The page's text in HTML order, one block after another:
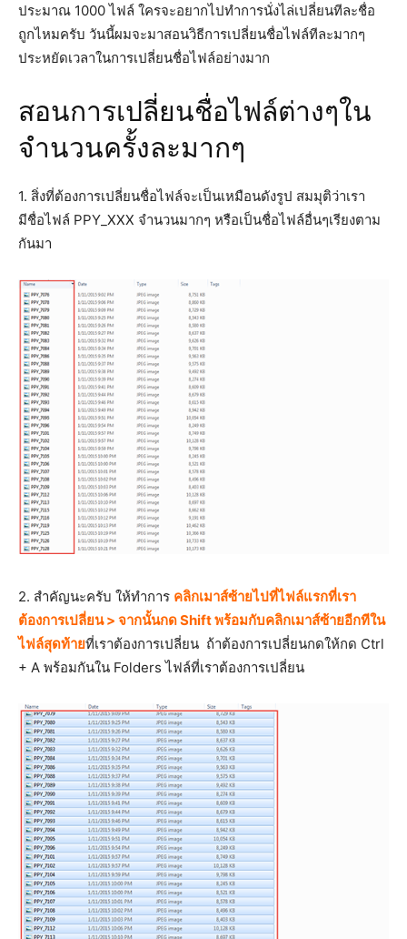
ประมาณ 1000 ไฟล์ ใครจะอยากไปทำการนั่งไล่เปลี่ยนทีละชื่อ
ถูกไหมครับ วันนี้ผมจะมาสอนวิธีการเปลี่ยนชื่อไฟล์ทีละมากๆ
ประหยัดเวลาในการเปลี่ยนชื่อไฟล์อย่างมาก
สอนการเปลี่ยนชื่อไฟล์ต่างๆใน
จำนวนครั้งละมากๆ
1. สิ่งที่ต้องการเปลี่ยนชื่อไฟล์จะเป็นเหมือนดังรูป สมมุติว่าเรา
มีชื่อไฟล์ PPY_XXX จำนวนมากๆ หรือเป็นชื่อไฟล์อื่นๆเรียงตาม
กันมา
2. สำคัญนะครับ ให้ทำการ คลิกเมาส์ซ้ายไปที่ไฟล์แรกที่เรา
ต้องการเปลี่ยน > จากนั้นกด Shift พร้อมกับคลิกเมาส์ซ้ายอีกทีใน
ไฟล์สุดท้ายที่เราต้องการเปลี่ยน ถ้าต้องการเปลี่ยนกดให้กด Ctrl
+ A พร้อมกันใน Folders ไฟล์ที่เราต้องการเปลี่ยน